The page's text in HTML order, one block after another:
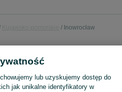
Inowrocław
lub uzyskujemy dostęp do
jak unikalne identyfikatory w